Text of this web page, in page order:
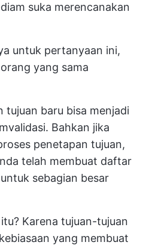
suka merencanakan
untuk pertanyaan ini,
yang sama
tujuan baru bisa menjadi
Bahkan jika
penetapan tujuan,
telah membuat daftar
sebagian besar
Karena tujuan-tujuan
yang membuat